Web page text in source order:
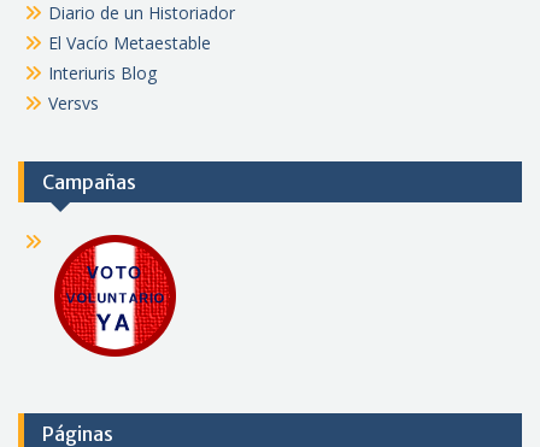
Diario de un Historiador
El Vacío Metaestable
Interiuris Blog
Versvs
Campañas
Páginas